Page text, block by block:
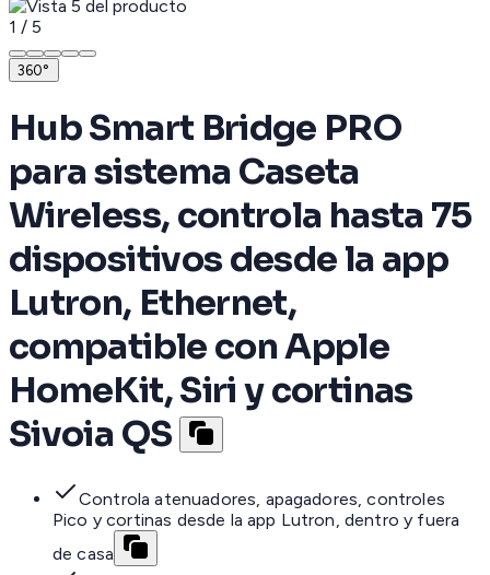
1 / 5
360°
Hub Smart Bridge PRO
para sistema Caseta
Wireless, controla hasta 75
dispositivos desde la app
Lutron, Ethernet,
compatible con Apple
HomeKit, Siri y cortinas
Sivoia QS
Controla atenuadores, apagadores, controles
Pico y cortinas desde la app Lutron, dentro y fuera
de casa